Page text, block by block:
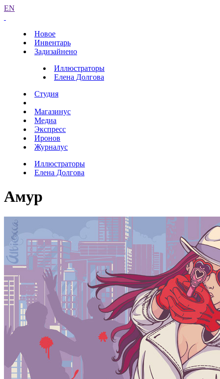
EN
Новое
Инвентарь
Задизайнено
Иллюстраторы
Елена Долгова
Студия
Магазинус
Медиа
Экспресс
Иронов
Журналус
Иллюстраторы
Елена Долгова
Амур